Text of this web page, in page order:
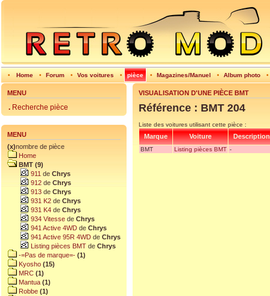
• Home • Forum • Vos voitures • pièce • Magazines/Manuel • Album photo •
MENU
. Recherche pièce
MENU
(x)nombre de pièce
Home
BMT (9)
911 de Chrys
912 de Chrys
913 de Chrys
931 K2 de Chrys
931 K4 de Chrys
934 Vitesse de Chrys
941 Active 4WD de Chrys
941 Active 95R 4WD de Chrys
Listing pièces BMT de Chrys
-=Pas de marque=- (1)
Kyosho (15)
MRC (1)
Mantua (1)
Robbe (1)
VISUALISATION D'UNE PIÈCE BMT
Référence : BMT 204
Liste des voitures utilisant cette pièce :
Marque Voiture
BMT Listing pièces BMT -